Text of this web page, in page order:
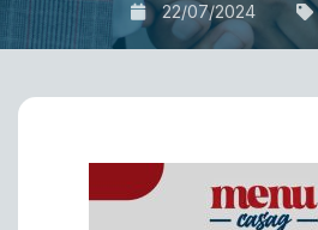
22/07/2024